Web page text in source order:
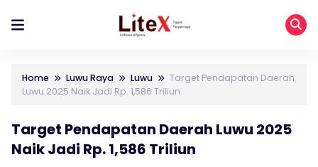
Home Luwu Raya Luwu
Target Pendapatan Daerah
Luwu 2025 Naik Jadi Rp. 1,586 Triliun
Target Pendapatan Daerah Luwu 2025
Naik Jadi Rp. 1,586 Triliun